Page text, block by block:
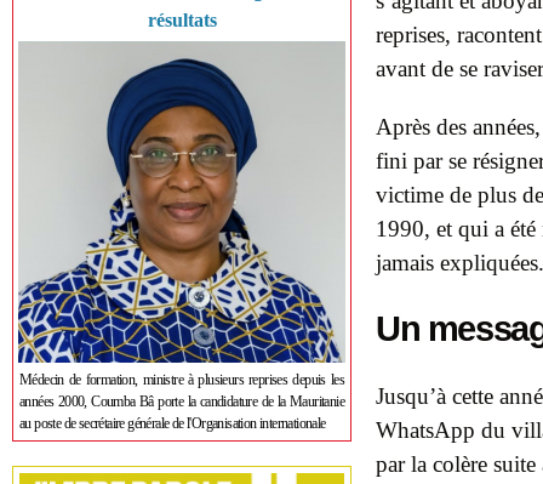
résultats
Médecin de formation, ministre à plusieurs reprises depuis les
années 2000, Coumba Bâ porte la candidature de la Mauritanie
au poste de secrétaire générale de l'Organisation internationale
reprises,
avant de se
Après des
fini par se
victime de plus
1990, et qui a été
jamais expliquées.
Un
Jusqu’à cette
WhatsApp du
parla colère